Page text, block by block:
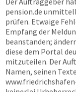
pension.de
prüfen. Etwaige
Empfang der
beanstanden;
diese dem Portal
mitzuteilen. Der
Namen, seinen